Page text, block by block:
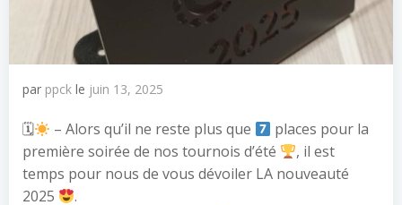
par ppck le juin 13, 2025
🗓 – Alors qu’il ne reste plus que
places pour la
première soirée de nos tournois d’été
, il est
temps pour nous de vous dévoiler LA nouveauté
2025
.